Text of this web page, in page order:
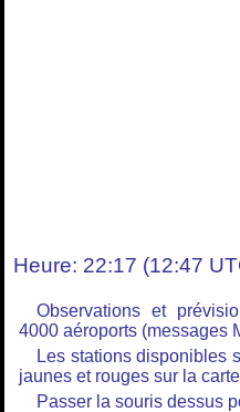
Heure: 22:17 (12:47
Observations et
4000 aéroports (messages
Les stations disponibles
jaunes et rouges sur la
Passer la souris dessus